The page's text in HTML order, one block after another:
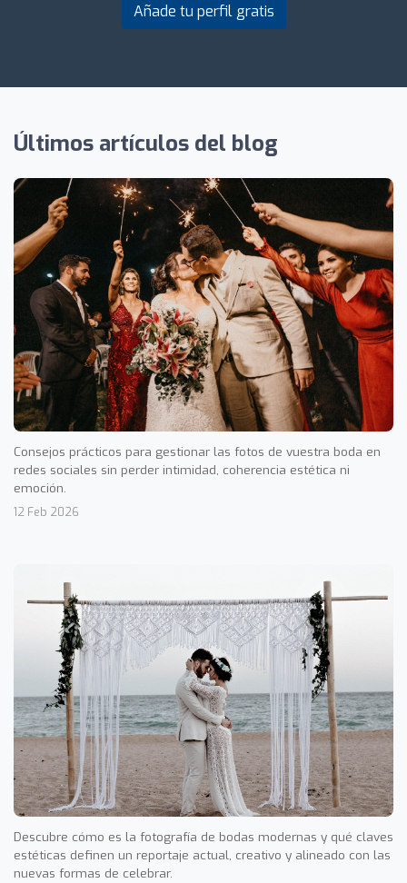
Añade tu perfil gratis
Últimos artículos del blog
Consejos prácticos para gestionar las fotos de vuestra boda en
redes sociales sin perder intimidad, coherencia estética ni
emoción.
12 Feb 2026
Descubre cómo es la fotografía de bodas modernas y qué claves
estéticas definen un reportaje actual, creativo y alineado con las
nuevas formas de celebrar.